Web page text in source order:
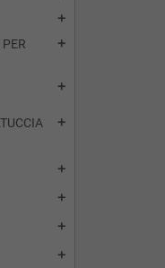
add
add
add
add
add
add
add
add